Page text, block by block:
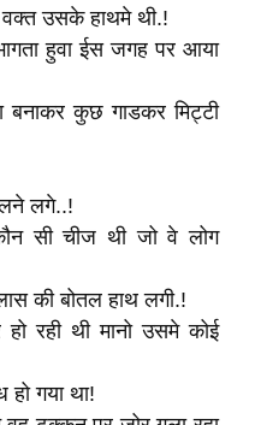
वक्त उसके हाथमे थी.!
हुवा ईस जगह पर आया
बनाकर कुछ गाडकर मिट्टी
लगे..!
सी चीज थी जो वे लोग
की बोतल हाथ लगी.!
रही थी मानो उसमे कोई
हो गया था!